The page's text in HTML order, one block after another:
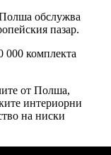
обслужва
пазар.
000 комплекта
от Полша,
интериорни
на ниски